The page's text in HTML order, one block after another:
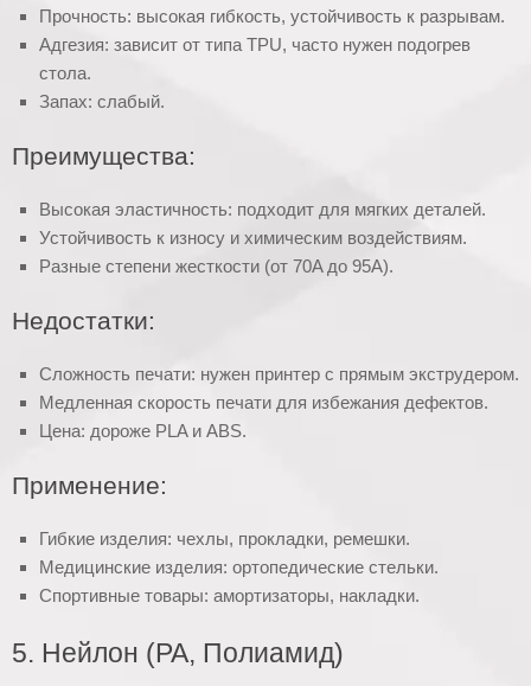
Прочность: высокая гибкость, устойчивость к разрывам.
Адгезия: зависит от типа TPU, часто нужен подогрев
стола.
Запах: слабый.
Преимущества:
Высокая эластичность: подходит для мягких деталей.
Устойчивость к износу и химическим воздействиям.
Разные степени жесткости (от 70A до 95A).
Недостатки:
Сложность печати: нужен принтер с прямым экструдером.
Медленная скорость печати для избежания дефектов.
Цена: дороже PLA и ABS.
Применение:
Гибкие изделия: чехлы, прокладки, ремешки.
Медицинские изделия: ортопедические стельки.
Спортивные товары: амортизаторы, накладки.
5. Нейлон (PA, Полиамид)